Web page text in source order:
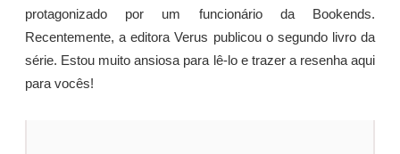
protagonizado por um funcionário da Bookends.
Recentemente, a editora Verus publicou o segundo livro da
série. Estou muito ansiosa para lê-lo e trazer a resenha aqui
para vocês!